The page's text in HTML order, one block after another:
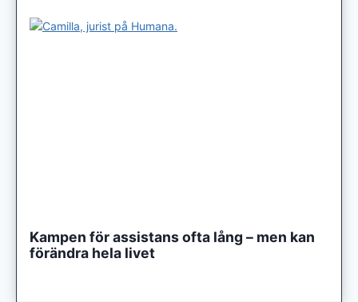
Kampen för assistans ofta lång – men kan
förändra hela livet